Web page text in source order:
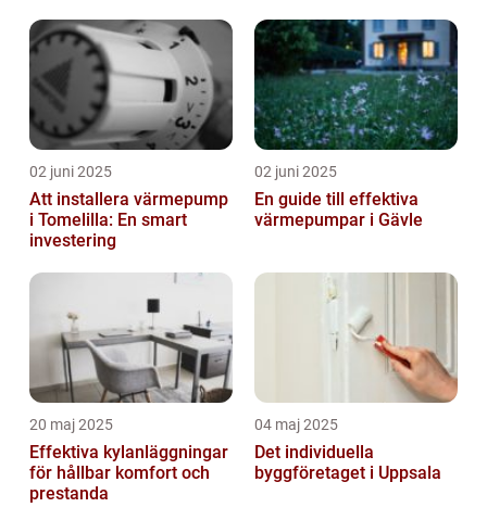
02 juni 2025
Att installera värmepump
i Tomelilla: En smart
investering
02 juni 2025
En guide till effektiva
värmepumpar i Gävle
20 maj 2025
Effektiva kylanläggningar
för hållbar komfort och
prestanda
04 maj 2025
Det individuella
byggföretaget i Uppsala